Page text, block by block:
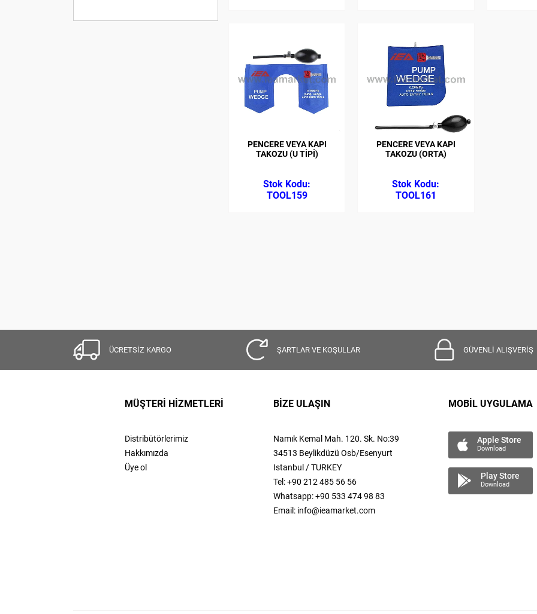
PENCERE VEYA KAPI
TAKOZU (U TİPİ)
TOOL159
PENCERE VEYA KAPI
TAKOZU (ORTA)
TOOL161
ÜCRETSİZ KARGO ŞARTLAR VE KOŞULLAR GÜVENLİ ALIŞVERİŞ
MÜŞTERİ HİZMETLERİ
Distribütörlerimiz
Hakkımızda
Üye ol
BİZE ULAŞIN
Namık Kemal Mah. 120. Sk. No:39
34513 Beylikdüzü Osb/Esenyurt
Istanbul / TURKEY
Tel: +90 212 485 56 56
Whatsapp: +90 533 474 98 83
Email: info@ieamarket.com
MOBİL UYGULAMA
Apple Store
Download
Play Store
Download